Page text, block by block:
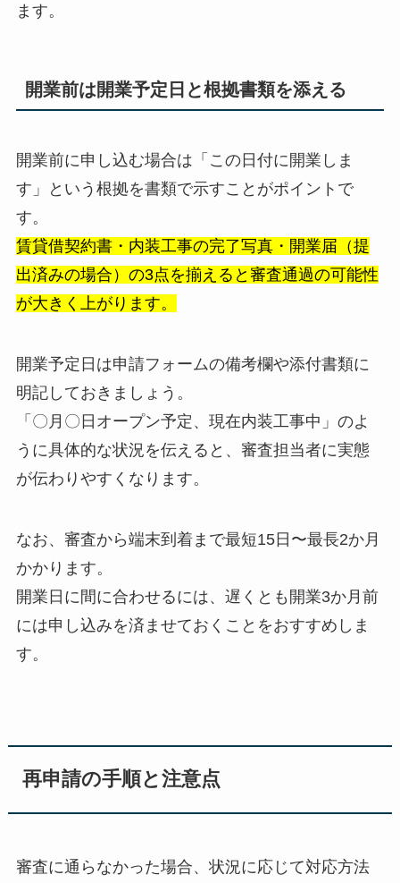
ます。
開業前は開業予定日と根拠書類を添える
開業前に申し込む場合は「この日付に開業しま
す」という根拠を書類で示すことがポイントで
す。
賃貸借契約書・内装工事の完了写真・開業届（提
出済みの場合）の3点を揃えると審査通過の可能性
が大きく上がります。
開業予定日は申請フォームの備考欄や添付書類に
明記しておきましょう。
「〇月〇日オープン予定、現在内装工事中」のよ
うに具体的な状況を伝えると、審査担当者に実態
が伝わりやすくなります。
なお、審査から端末到着まで最短15日〜最長2か月
かかります。
開業日に間に合わせるには、遅くとも開業3か月前
には申し込みを済ませておくことをおすすめしま
す。
再申請の手順と注意点
審査に通らなかった場合、状況に応じて対応方法